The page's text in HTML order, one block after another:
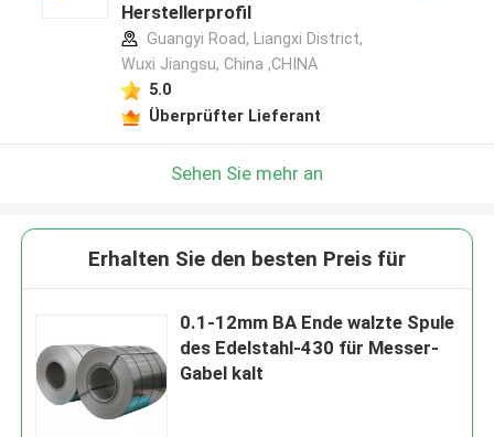
Herstellerprofil
Guangyi Road, Liangxi District,
Wuxi Jiangsu, China ,CHINA
5.0
Überprüfter Lieferant
Sehen Sie mehr an
Erhalten Sie den besten Preis für
0.1-12mm BA Ende walzte Spule
des Edelstahl-430 für Messer-
Gabel kalt